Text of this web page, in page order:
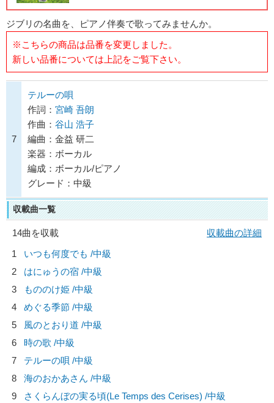
ジブリの名曲を、ピアノ伴奏で歌ってみませんか。
※こちらの商品は品番を変更しました。
新しい品番については上記をご覧下さい。
7
テルーの唄
作詞： 宮崎 吾朗
作曲： 谷山 浩子
編曲：金益 研二
楽器：ボーカル
編成：ボーカル/ピアノ
グレード：中級
収載曲一覧
14曲を収載
収載曲の詳細
1
いつも何度でも /中級
2
はにゅうの宿 /中級
3
もののけ姫 /中級
4
めぐる季節 /中級
5
風のとおり道 /中級
6
時の歌 /中級
7
テルーの唄 /中級
8
海のおかあさん /中級
9
さくらんぼの実る頃(Le Temps des Cerises) /中級